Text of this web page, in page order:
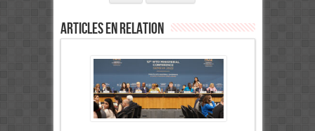
Articles en relation